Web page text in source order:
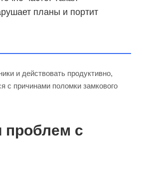
планы и портит
и действовать продуктивно,
с причинами поломки замкового
проблем с